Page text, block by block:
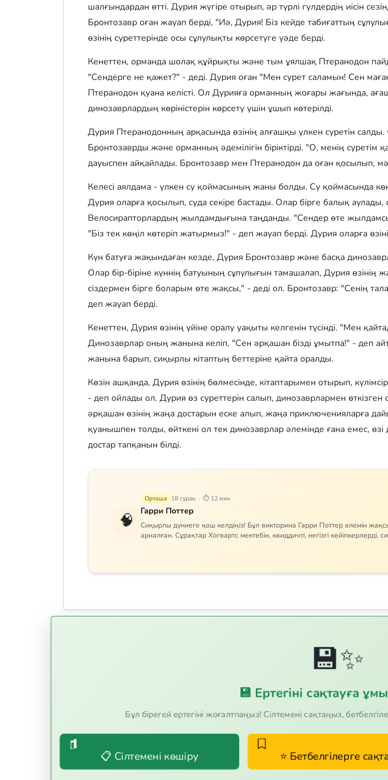
шалғындардан өтті. Дурия жүгіре отырып, әр түрлі гүлдердің иісін
Бронтозавр оған жауап берді, "Иә, Дурия! Біз кейде табиғаттың
өзінің суреттерінде осы сұлулықты көрсетуге уәде берді.
Кенеттен, орманда шолақ құйрықты және тым ұялшақ Птеранодон
"Сендерге не қажет?" - деді. Дурия оған "Мен сурет саламын! Сен
Птеранодон қуана келісті. Ол Дурияға орманның жоғары жағында,
динозаврлардың көріністерін көрсету үшін ұшып көтерілді.
Дурия Птеранодонның арқасында өзінің алғашқы үлкен суретін
Бронтозаврды және орманның әдемілігін біріктірді. "О, менің
дауыспен айқайлады. Бронтозавр мен Птеранодон да оған қосылып,
Келесі аялдама - үлкен су қоймасының жаны болды. Су қоймасында
Дурия оларға қосылып, суда секіре бастады. Олар бірге балық
Велосирапторлардың жылдамдығына таңданды. "Сендер өте
"Біз тек көңіл көтеріп жатырмыз!" - деп жауап берді. Дурия оларға
Күн батуға жақындаған кезде, Дурия Бронтозавр және басқа
Олар бір-біріне күннің батуының сұлулығын тамашалап, Дурия өзінің
сіздермен бірге боларым өте жақсы," - деді ол. Бронтозавр: "Сенің
деп жауап берді.
Кенеттен, Дурия өзінің үйіне оралу уақыты келгенін түсінді. "Мен
Динозаврлар оның жанына келіп, "Сен әрқашан бізді ұмытпа!" - деп
жанына барып, сиқырлы кітаптың беттеріне қайта оралды.
Көзін ашқанда, Дурия өзінің бөлмесінде, кітаптарымен отырып,
- деп ойлады ол. Дурия өз суреттерін салып, динозаврлармен өткізген
әрқашан өзінің жаңа достарын еске алып, жаңа приключенияларға
қуанышпен толды, өйткені ол тек динозаврлар әлемінде ғана емес,
достар тапқанын білді.
🧠
Орташа 18 сұрақ · ⏱ 12 мин
Гарри Поттер
Сиқырлы дүниеге қош келдіңіз! Бұл викторина Гарри Поттер әлемін
арналған. Сұрақтар Хогвартс мектебін, квиддичті, негізгі
💾✨
💾 Ертегіні сақтауға
Бұл бірегей ертегіні жоғалтпаңыз! Сілтемені сақтаңыз,
📋 Сілтемені көшіру ⭐ Бетбелгілерге